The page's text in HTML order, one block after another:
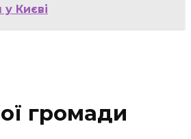
Києві
громади